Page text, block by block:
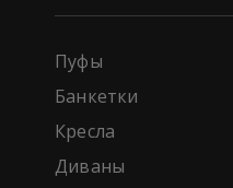
Пуфы
Банкетки
Кресла
Диваны